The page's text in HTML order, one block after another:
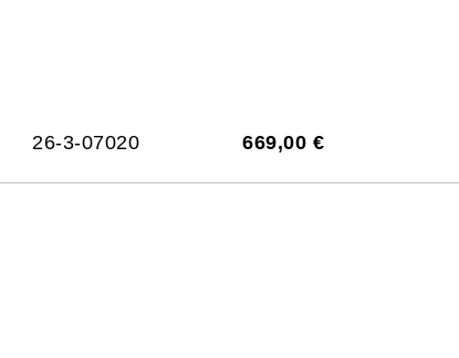
26-3-07020 669,00 €